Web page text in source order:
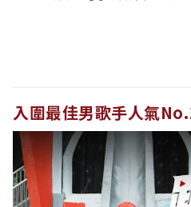
入圍最佳男歌手人氣